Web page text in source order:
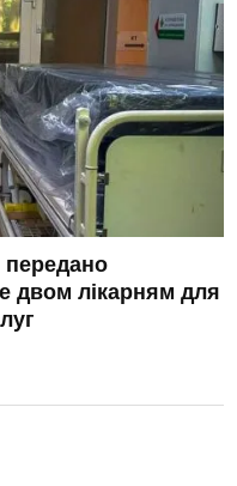
двом лікарням для